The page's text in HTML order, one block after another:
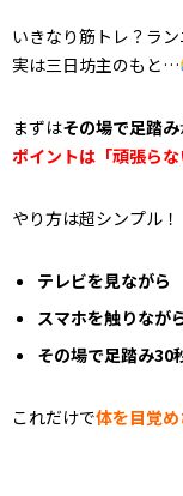
いきなり筋トレ？ラン
実は三日坊主のもと…
まずはその場で足踏み
ポイントは「頑張らな
やり方は超シンプル！
テレビを見ながら
スマホを触りなが
その場で足踏み30
これだけで体を目覚